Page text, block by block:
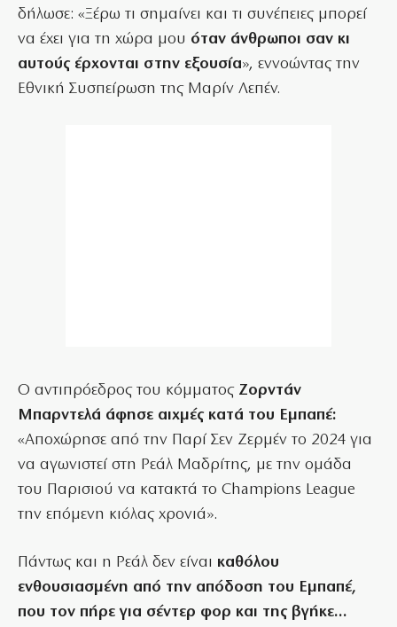
δήλωσε: «Ξέρω τι σημαίνει και τι συνέπειες μπορεί
να έχει για τη χώρα μου όταν άνθρωποι σαν κι
αυτούς έρχονται στην εξουσία», εννοώντας την
Εθνική Συσπείρωση της Μαρίν Λεπέν.
Ο αντιπρόεδρος του κόμματος Ζορντάν
Μπαρντελά άφησε αιχμές κατά του Εμπαπέ:
«Αποχώρησε από την Παρί Σεν Ζερμέν το 2024 για
να αγωνιστεί στη Ρεάλ Μαδρίτης, με την ομάδα
του Παρισιού να κατακτά το Champions League
την επόμενη κιόλας χρονιά».
Πάντως και η Ρεάλ δεν είναι καθόλου
ενθουσιασμένη από την απόδοση του Εμπαπέ,
που τον πήρε για σέντερ φορ και της βγήκε…